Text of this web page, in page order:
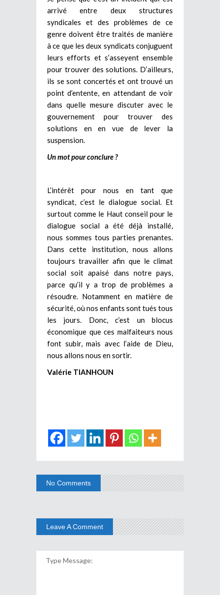
arrivé entre deux structures
syndicales et des problèmes de ce
genre doivent être traités de manière
à ce que les deux syndicats conjuguent
leurs efforts et s’asseyent ensemble
pour trouver des solutions. D’ailleurs,
ils se sont concertés et ont trouvé un
point d’entente, en attendant de voir
dans quelle mesure discuter avec le
gouvernement pour trouver des
solutions en en vue de lever la
suspension.
Un mot pour conclure ?
L’intérêt pour nous en tant que
syndicat, c’est le dialogue social. Et
surtout comme le Haut conseil pour le
dialogue social a été déjà installé,
nous sommes tous parties prenantes.
Dans cette institution, nous allons
toujours travailler afin que le climat
social soit apaisé dans notre pays,
parce qu’il y a trop de problèmes a
résoudre. Notamment en matière de
sécurité, où nos enfants sont tués tous
les jours. Donc, c’est un blocus
économique que ces malfaiteurs nous
font subir, mais avec l’aide de Dieu,
nous allons nous en sortir.
Valérie TIANHOUN
No Comments
Leave A Comment